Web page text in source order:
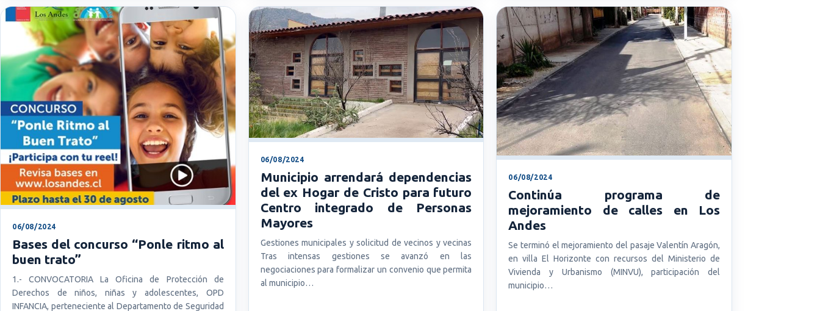
06/08/2024
Bases del concurso “Ponle ritmo al
buen trato”
1.- CONVOCATORIA La Oficina de Protección de
Derechos de niños, niñas y adolescentes, OPD
INFANCIA, perteneciente al Departamento de Seguridad
06/08/2024
Municipio arrendará dependencias
del ex Hogar de Cristo para futuro
Centro integrado de Personas
Mayores
Gestiones municipales y solicitud de vecinos y vecinas
Tras intensas gestiones se avanzó en las
negociaciones para formalizar un convenio que permita
al municipio…
06/08/2024
Continúa programa de
mejoramiento de calles en Los
Andes
Se terminó el mejoramiento del pasaje Valentín Aragón,
en villa El Horizonte con recursos del Ministerio de
Vivienda y Urbanismo (MINVU), participación del
municipio…